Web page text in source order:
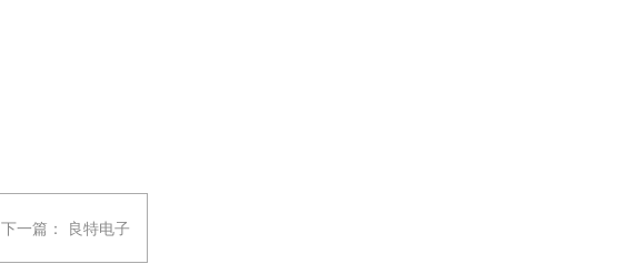
下一篇： 良特电子